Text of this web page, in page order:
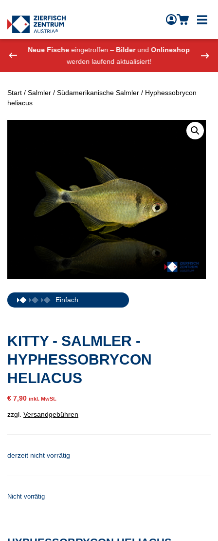
Zierfisch Aquarium Austria
Neue Fische eingetroffen – BilderundOnlineshop
werden laufend aktualisiert!
Start / Salmler / Südamerikanische Salmler / Hyphessobrycon
heliacus
Einfach
KITTY - SALMLER -
HYPHESSOBRYCON
HELIACUS
€ 7,90 inkl. MwSt.
zzgl. Versandgebühren
derzeit nicht vorrätig
Nicht vorrätig